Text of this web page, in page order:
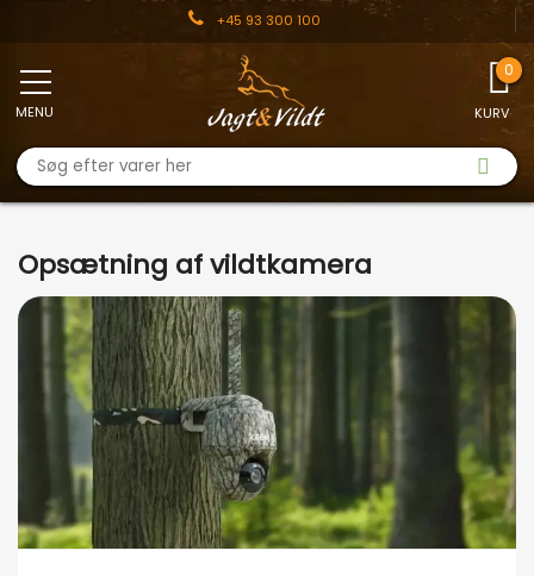
+45 93 300 100
KURV
MENU
Opsætning af vildtkamera